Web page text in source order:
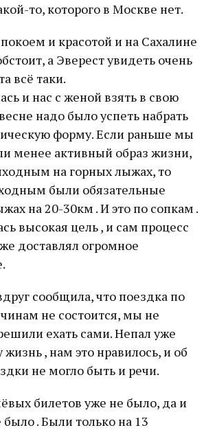
то, которого в Москве нет.
и красотой и на Сахалине
а Эверест увидеть очень
всё таки.
и нас с женой взять в свою
надо было успеть набрать
форму. Если раньше мы
менее активный образ жизни,
на горных лыжах, то
были обязательные
на 20-30км . И это по сопкам .
высокая цель , и сам процесс
доставлял огромное
сообщила, что поездка по
не состоится, мы не
ехать сами. Непал уже
, нам это нравилось, и об
не могло быть и речи.
билетов уже не было, да и
было . Были только на 13